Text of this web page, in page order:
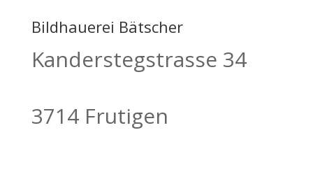
Bildhauerei Bätscher
Kanderstegstrasse 34
3714 Frutigen